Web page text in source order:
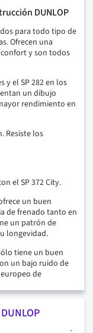
DUNLOP
para todo tipo de
Ofrecen una
y son todos
y el SP 282 en los
un dibujo
rendimiento en
Resiste los
el SP 372 City.
un buen
de frenado tanto en
un patrón de
longevidad.
tiene un buen
un bajo ruido de
de